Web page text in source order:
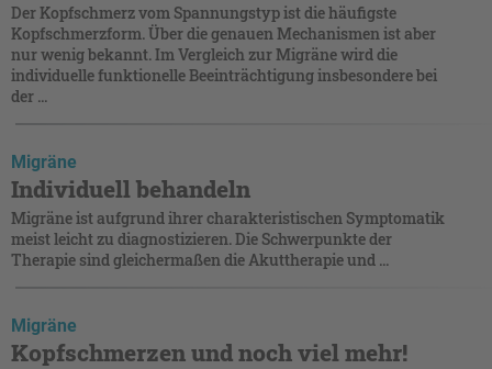
Der Kopfschmerz vom Spannungstyp ist die häufigste
Kopfschmerzform. Über die genauen Mechanismen ist aber
nur wenig bekannt. Im Vergleich zur Migräne wird die
individuelle funktionelle Beeinträchtigung insbesondere bei
der ...
Migräne
Individuell behandeln
Migräne ist aufgrund ihrer charakteristischen Symptomatik
meist leicht zu diagnostizieren. Die Schwerpunkte der
Therapie sind gleichermaßen die Akuttherapie und ...
Migräne
Kopfschmerzen und noch viel mehr!